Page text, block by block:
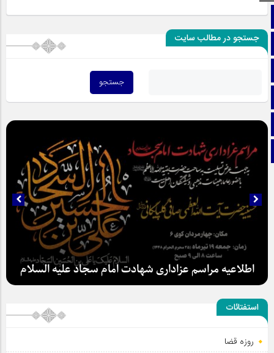
صفحه نخست
تماس با ما
آپارات
اینستاگرام
تلگرام
جستجو در مطالب سایت
اطلاعیه مراسم عزاداری شهادت امام سجاد علیه السلام
استفتائات
روزه قضا